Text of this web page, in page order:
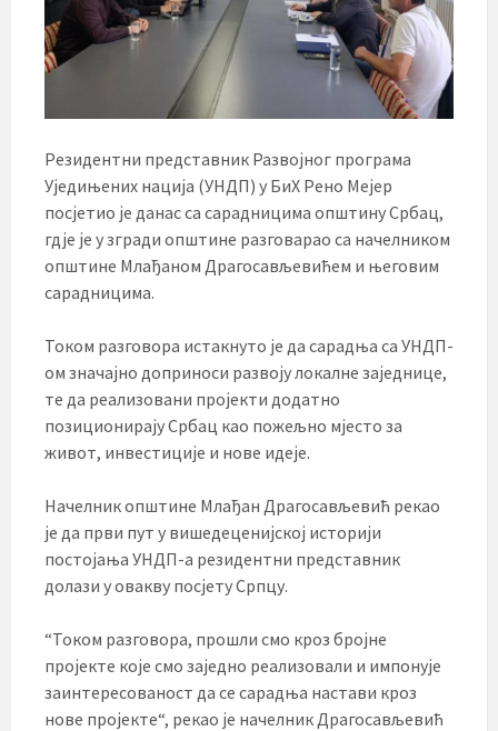
Резидентни представник Развојног програма
Уједињених нација (УНДП) у БиХ Рено Мејер
посјетио је данас са сарадницима општину Србац,
гдје је у згради општине разговарао са начелником
општине Млађаном Драгосављевићем и његовим
сарадницима.
Током разговора истакнуто је да сарадња са УНДП-
ом значајно доприноси развоју локалне заједнице,
те да реализовани пројекти додатно
позиционирају Србац као пожељно мјесто за
живот, инвестиције и нове идеје.
Начелник општине Млађан Драгосављевић рекао
је да први пут у вишедеценијској историји
постојања УНДП-а резидентни представник
долази у овакву посјету Српцу.
“Током разговора, прошли смо кроз бројне
пројекте које смо заједно реализовали и импонује
заинтересованост да се сарадња настави кроз
нове пројекте“, рекао је начелник Драгосављевић